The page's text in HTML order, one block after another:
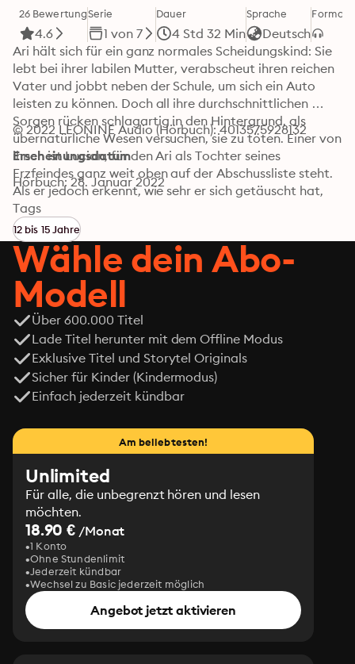
26 Bewertung
4.6
Serie
1 von 7
Dauer
4 Std 32 Min
Sprache
Deutsch
Format
Ari hält sich für ein ganz normales Scheidungskind: Sie
lebt bei ihrer labilen Mutter, verabscheut ihren reichen
Vater und jobbt neben der Schule, um sich ein Auto
leisten zu können. Doch all ihre durchschnittlichen
Sorgen rücken schlagartig in den Hintergrund, als
übernatürliche Wesen versuchen, sie zu töten. Einer von
ihnen ist Lucian, für den Ari als Tochter seines
Erzfeindes ganz weit oben auf der Abschussliste steht.
Als er jedoch erkennt, wie sehr er sich getäuscht hat,
begeben sich die beiden auf die gefährliche Suche nach
Antworten. Vor ihnen tut sich ein Abgrund aus Intrigen,
Verrat und den Machtspielen einer verborgenen
Gesellschaft auf, in der Ari ihren Platz finden und vor
allem überleben muss.
© 2022 LEONINE Audio (Hörbuch): 4013575928132
Erscheinungsdatum
Hörbuch: 28. Januar 2022
Tags
12 bis 15 Jahre
Wähle dein Abo-
Modell
Über 600.000 Titel
Lade Titel herunter mit dem Offline Modus
Exklusive Titel und Storytel Originals
Sicher für Kinder (Kindermodus)
Einfach jederzeit kündbar
Am beliebtesten!
Unlimited
Für alle, die unbegrenzt hören und lesen
möchten.
18.90 € /Monat
1 Konto
Ohne Stundenlimit
Jederzeit kündbar
Wechsel zu Basic jederzeit möglich
Angebot jetzt aktivieren